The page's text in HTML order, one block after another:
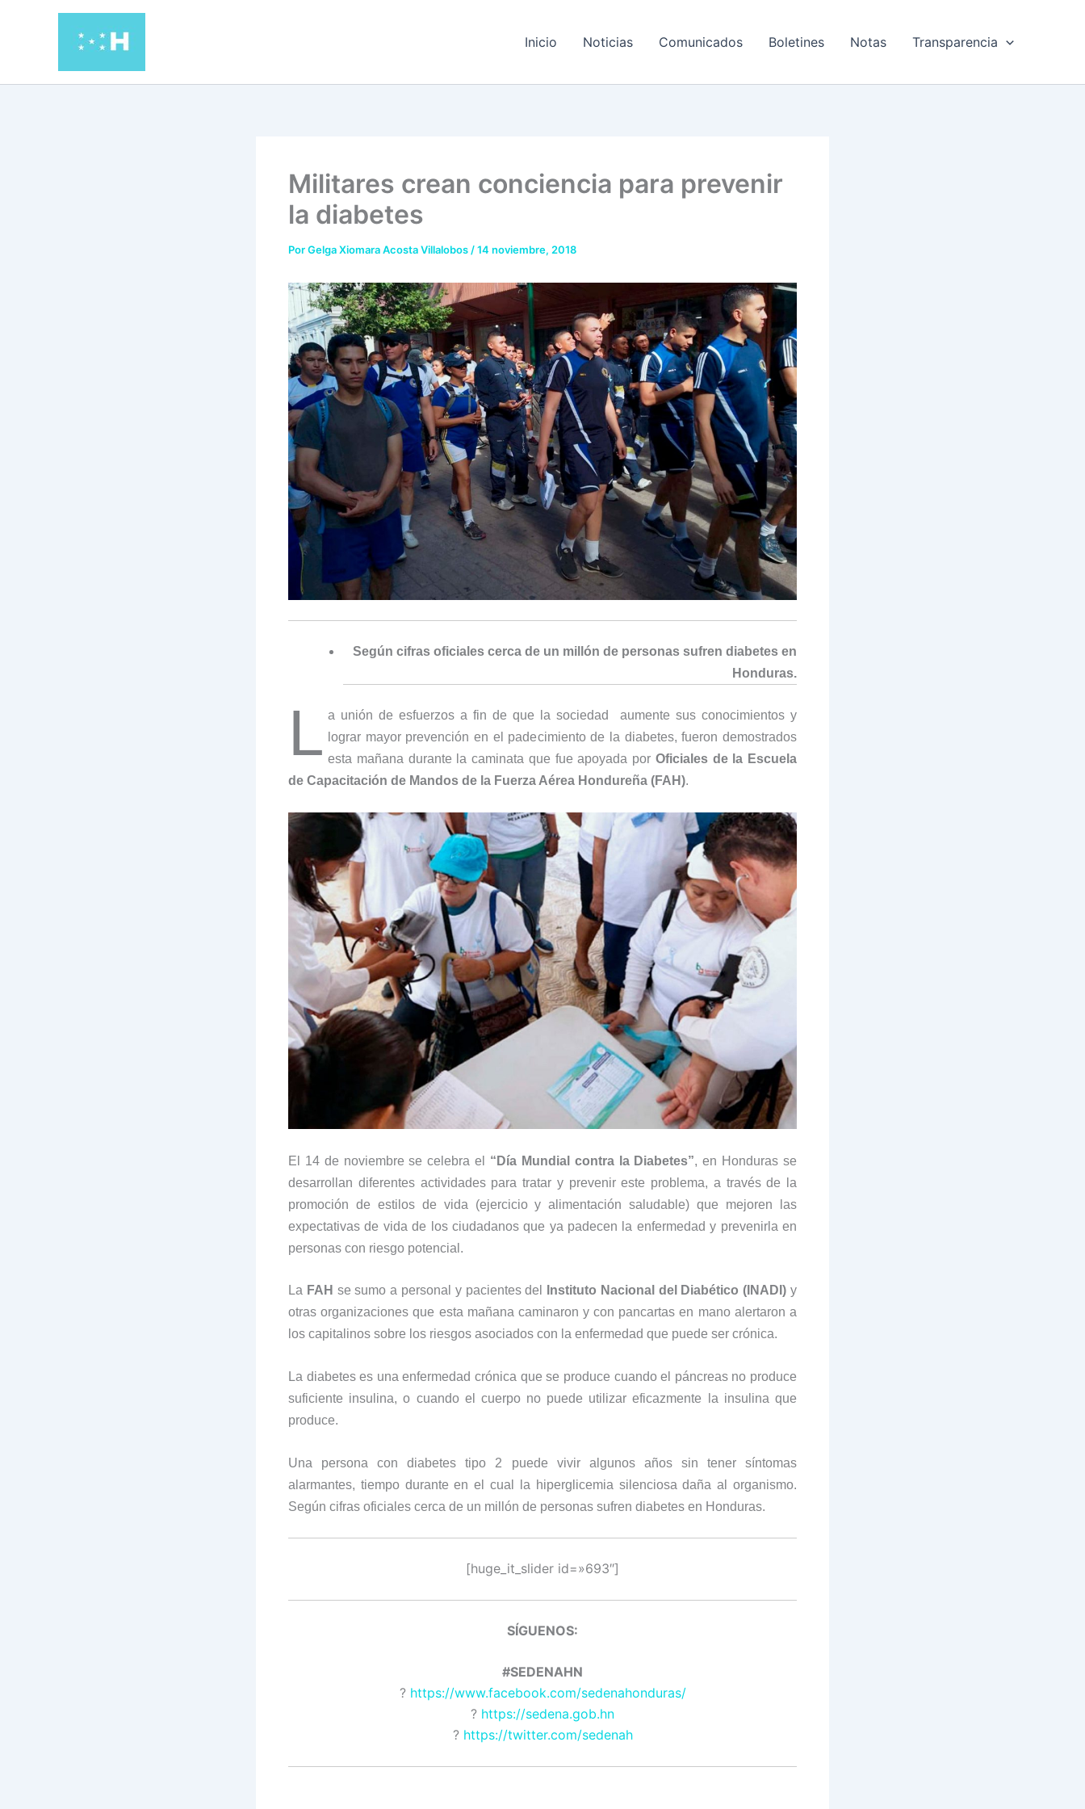
Inicio Noticias Comunicados Boletines Notas Transparencia
Militares crean conciencia para prevenir
la diabetes
PorGelga Xiomara Acosta Villalobos /14 noviembre, 2018
Según cifras oficiales cerca de un millón de personas sufren diabetes en
Honduras.
L a unión de esfuerzos a fin de que la sociedad aumente sus conocimientos y
lograr mayor prevención en el padecimiento de la diabetes, fueron demostrados
esta mañana durante la caminata que fue apoyada por Oficiales de la Escuela
de Capacitación de Mandos de la Fuerza Aérea Hondureña (FAH).
El 14 de noviembre se celebra el “Día Mundial contra la Diabetes”, en Honduras se
desarrollan diferentes actividades para tratar y prevenir este problema, a través de la
promoción de estilos de vida (ejercicio y alimentación saludable) que mejoren las
expectativas de vida de los ciudadanos que ya padecen la enfermedad y prevenirla en
personas con riesgo potencial.
La FAH se sumo a personal y pacientes del Instituto Nacional del Diabético (INADI) y
otras organizaciones que esta mañana caminaron y con pancartas en mano alertaron a
los capitalinos sobre los riesgos asociados con la enfermedad que puede ser crónica.
La diabetes es una enfermedad crónica que se produce cuando el páncreas no produce
suficiente insulina, o cuando el cuerpo no puede utilizar eficazmente la insulina que
produce.
Una persona con diabetes tipo 2 puede vivir algunos años sin tener síntomas
alarmantes, tiempo durante en el cual la hiperglicemia silenciosa daña al organismo.
Según cifras oficiales cerca de un millón de personas sufren diabetes en Honduras.
[huge_it_slider id=»693″]
SÍGUENOS:
#SEDENAHN
? https://www.facebook.com/sedenahonduras/
? https://sedena.gob.hn
? https://twitter.com/sedenah